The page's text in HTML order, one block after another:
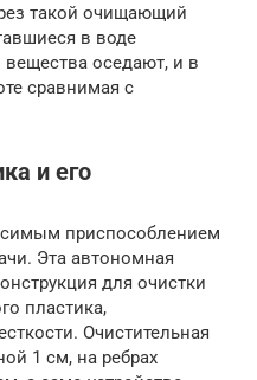
такой очищающий
в воде
оседают, и в
сравнимая с
и его
приспособлением
Эта автономная
для очистки
пластика,
Очистительная
1 см, на ребрах